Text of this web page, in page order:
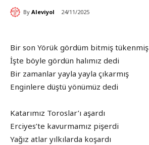
By Aleviyol 24/11/2025
Bir son Yörük gördüm bitmiş tükenmiş
İşte böyle gördün halımız dedi
Bir zamanlar yayla yayla çıkarmış
Enginlere düştü yönümüz dedi
Katarımız Toroslar’ı aşardı
Erciyes’te kavurmamız pişerdi
Yağız atlar yılkılarda koşardı